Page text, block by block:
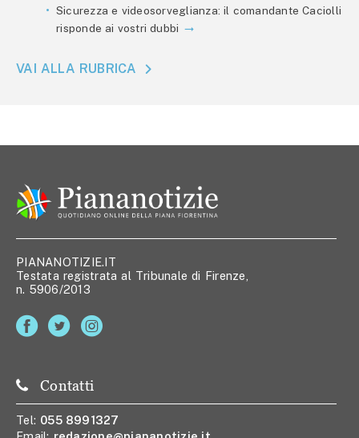
Sicurezza e videosorveglianza: il comandante Caciolli
risponde ai vostri dubbi
VAI ALLA RUBRICA
PIANANOTIZIE.IT
Testata registrata al Tribunale di Firenze,
n. 5906/2013
Contatti
Tel: 055 8991327